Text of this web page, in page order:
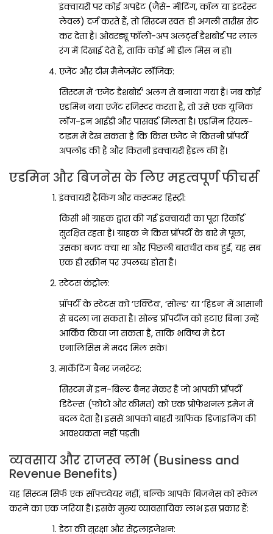
इंक्वायरी पर कोई अपडेट (जैसे- मीटिंग, कॉल या इंटरेस्ट
लेवल) दर्ज करते हैं, तो सिस्टम स्वतः ही अगली तारीख सेट
कर देता है। ओवरड्यू फॉलो-अप अलर्ट्स डैशबोर्ड पर लाल
रंग में दिखाई देते हैं, ताकि कोई भी डील मिस न हो।
एजेंट और टीम मैनेजमेंट लॉजिक:
सिस्टम में ‘एजेंट डैशबोर्ड’ अलग से बनाया गया है। जब कोई
एडमिन नया एजेंट रजिस्टर करता है, तो उसे एक यूनिक
लॉग-इन आईडी और पासवर्ड मिलता है। एडमिन रियल-
टाइम में देख सकता है कि किस एजेंट ने कितनी प्रॉपर्टी
अपलोड की हैं और कितनी इंक्वायरी हैंडल की हैं।
एडमिन और बिजनेस के लिए महत्वपूर्ण फीचर्स
इंक्वायरी ट्रैकिंग और कस्टमर हिस्ट्री:
किसी भी ग्राहक द्वारा की गई इंक्वायरी का पूरा रिकॉर्ड
सुरक्षित रहता है। ग्राहक ने किस प्रॉपर्टी के बारे में पूछा,
उसका बजट क्या था और पिछली बातचीत कब हुई, यह सब
एक ही स्क्रीन पर उपलब्ध होता है।
स्टेटस कंट्रोल:
प्रॉपर्टी के स्टेटस को ‘एक्टिव’, ‘सोल्ड’ या ‘हिडन’ में आसानी
से बदला जा सकता है। सोल्ड प्रॉपर्टीज को हटाए बिना उन्हें
आर्किव किया जा सकता है, ताकि भविष्य में डेटा
एनालिसिस में मदद मिल सके।
मार्केटिंग बैनर जनरेटर:
सिस्टम में इन-बिल्ट बैनर मेकर है जो आपकी प्रॉपर्टी
डिटेल्स (फोटो और कीमत) को एक प्रोफेशनल इमेज में
बदल देता है। इससे आपको बाहरी ग्राफिक डिजाइनिंग की
आवश्यकता नहीं पड़ती।
व्यवसाय और राजस्व लाभ (Business and
Revenue Benefits)
यह सिस्टम सिर्फ एक सॉफ्टवेयर नहीं, बल्कि आपके बिजनेस को स्केल
करने का एक जरिया है। इसके मुख्य व्यावसायिक लाभ इस प्रकार हैं:
डेटा की सुरक्षा और सेंट्रलाइजेशन: